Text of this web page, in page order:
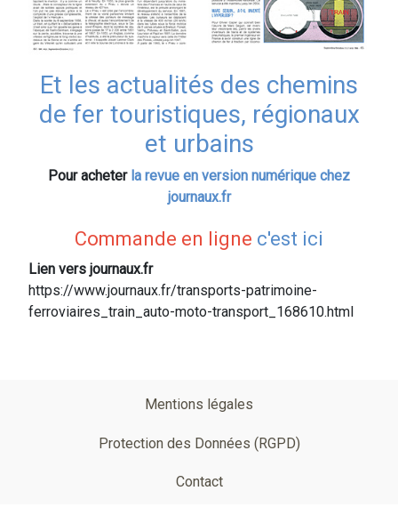
Et les actualités des chemins
de fer touristiques, régionaux
et urbains
Pour acheter la revue en version numérique chez
journaux.fr
Commande en ligne c'est ici
Lien vers journaux.fr
https://www.journaux.fr/transports-patrimoine-
ferroviaires_train_auto-moto-transport_168610.html
Mentions légales
Protection des Données (RGPD)
Contact